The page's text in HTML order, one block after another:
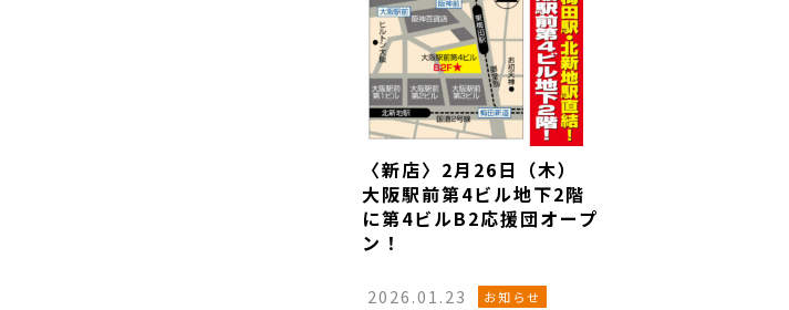
〈新店〉2月26日（木）
大阪駅前第4ビル地下2階
に第4ビルB2応援団オープ
ン！
2026.01.23 お知らせ